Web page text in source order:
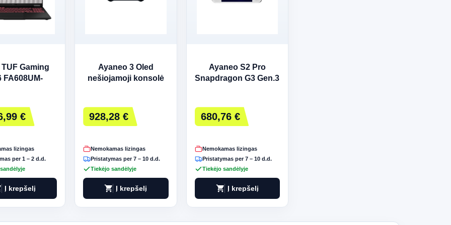
Gaming
FA608UM-
| Pilkas
€
lizingas
per 1 – 2 d.d.
Į krepšelį
Ayaneo 3 Oled
nešiojamoji konsolė
928,28 €
Nemokamas lizingas
Pristatymas per 7 – 10 d.d.
Tiekėjo sandėlyje
shopping_cart Į krepšelį
Ayaneo S2 Pro
Snapdragon G3 Gen.3
680,76 €
Nemokamas lizingas
Pristatymas per 7 – 10 d.d.
Tiekėjo sandėlyje
shopping_cart Į krepšelį